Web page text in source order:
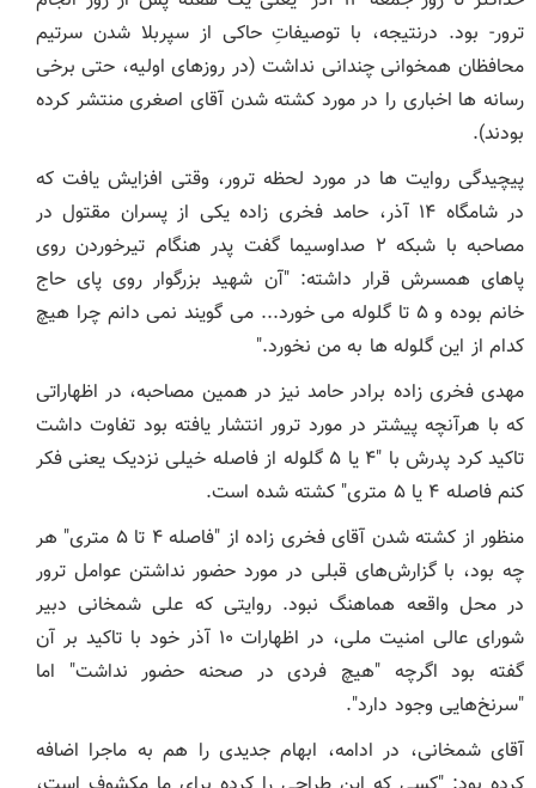
ترور- بود. درنتیجه، با توصیفاتِ حاکی از سپربلا شدن سرتیم
محافظان همخوانی چندانی نداشت (در روزهای اولیه، حتی برخی
رسانه ها اخباری را در مورد کشته شدن آقای اصغری منتشر کرده
بودند).
پیچیدگی روایت ها در مورد لحظه ترور، وقتی افزایش یافت که
در شامگاه ۱۴ آذر، حامد فخری زاده یکی از پسران مقتول در
مصاحبه با شبکه ۲ صداوسیما گفت پدر هنگام تیرخوردن روی
پاهای همسرش قرار داشته: "آن شهید بزرگوار روی پای حاج
خانم بوده و ۵ تا گلوله می خورد... می گویند نمی دانم چرا هیچ
کدام از این گلوله ها به من نخورد."
مهدی فخری زاده برادر حامد نیز در همین مصاحبه، در اظهاراتی
که با هرآنچه پیشتر در مورد ترور انتشار یافته بود تفاوت داشت
تاکید کرد پدرش با "۴ یا ۵ گلوله از فاصله خیلی نزدیک یعنی فکر
کنم فاصله ۴ یا ۵ متری" کشته شده است.
منظور از کشته شدن آقای فخری زاده از "فاصله ۴ تا ۵ متری" هر
چه بود، با گزارش‌های قبلی در مورد حضور نداشتن عوامل ترور
در محل واقعه هماهنگ نبود. روایتی که علی شمخانی دبیر
شورای عالی امنیت ملی، در اظهارات ۱۰ آذر خود با تاکید بر آن
گفته بود اگرچه "هیچ فردی در صحنه حضور نداشت" اما
"سرنخ‌هایی وجود دارد".
آقای شمخانی، در ادامه، ابهام جدیدی را هم به ماجرا اضافه